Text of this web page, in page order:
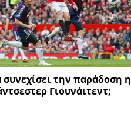
συνεχίσει την παράδοση η
Γιουνάιτεντ;